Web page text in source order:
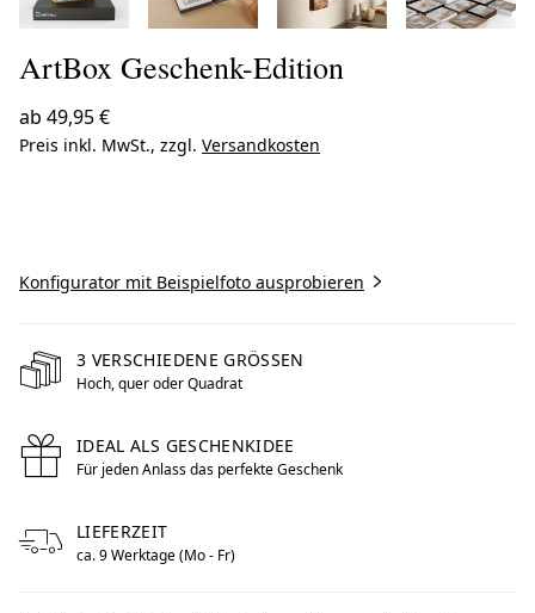
ArtBox Geschenk-Edition
ab 49,95 €
Preis inkl. MwSt., zzgl. Versandkosten
Konfigurator mit Beispielfoto ausprobieren
3 VERSCHIEDENE GRÖSSEN
Hoch, quer oder Quadrat
IDEAL ALS GESCHENKIDEE
Für jeden Anlass das perfekte Geschenk
LIEFERZEIT
ca. 9 Werktage (Mo - Fr)